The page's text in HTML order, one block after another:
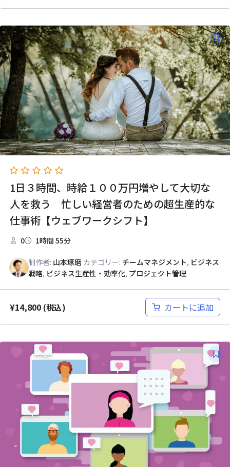
1日３時間、時給１００万円増やして大切な
人を救う 忙しい経営者のための超生産的な
仕事術【ウェブワークシフト】
0 1時間 55分
制作者: 山本琢磨カテゴリー: チームマネジメント, ビジネス
戦略, ビジネス生産性・効率化, プロジェクト管理
¥14,800 (税込) カートに追加